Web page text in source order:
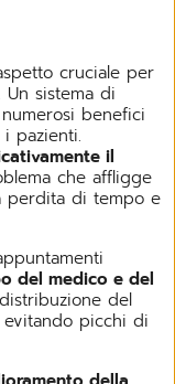
cruciale per
sistema di
benefici
pazienti.
il
che affligge
perdita di tempo e
del medico e del
del
picchi di